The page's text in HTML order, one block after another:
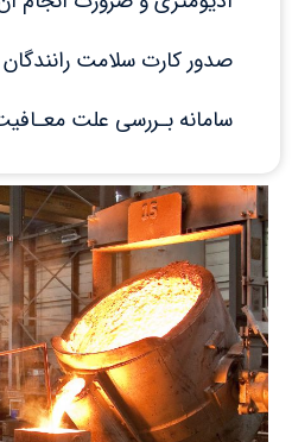
صدور کارت سلامت رانندگان
سامانه بـررسی علت